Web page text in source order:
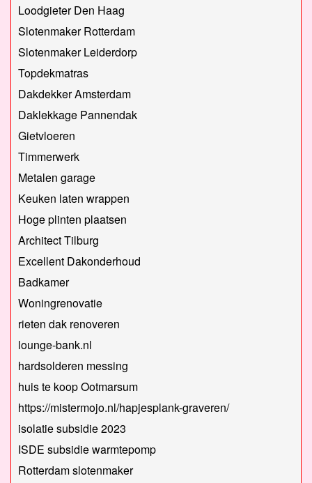
Loodgieter Den Haag
Slotenmaker Rotterdam
Slotenmaker Leiderdorp
Topdekmatras
Dakdekker Amsterdam
Daklekkage Pannendak
Gietvloeren
Timmerwerk
Metalen garage
Keuken laten wrappen
Hoge plinten plaatsen
Architect Tilburg
Excellent Dakonderhoud
Badkamer
Woningrenovatie
rieten dak renoveren
lounge-bank.nl
hardsolderen messing
huis te koop Ootmarsum
https://mistermojo.nl/hapjesplank-graveren/
isolatie subsidie 2023
ISDE subsidie warmtepomp
Rotterdam slotenmaker